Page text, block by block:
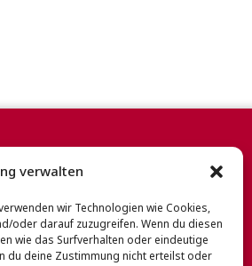
verwalten
wir Technologien wie Cookies,
oder darauf zuzugreifen. Wenn du diesen
wie das Surfverhalten oder eindeutige
du deine Zustimmung nicht erteilst oder
MEDIA